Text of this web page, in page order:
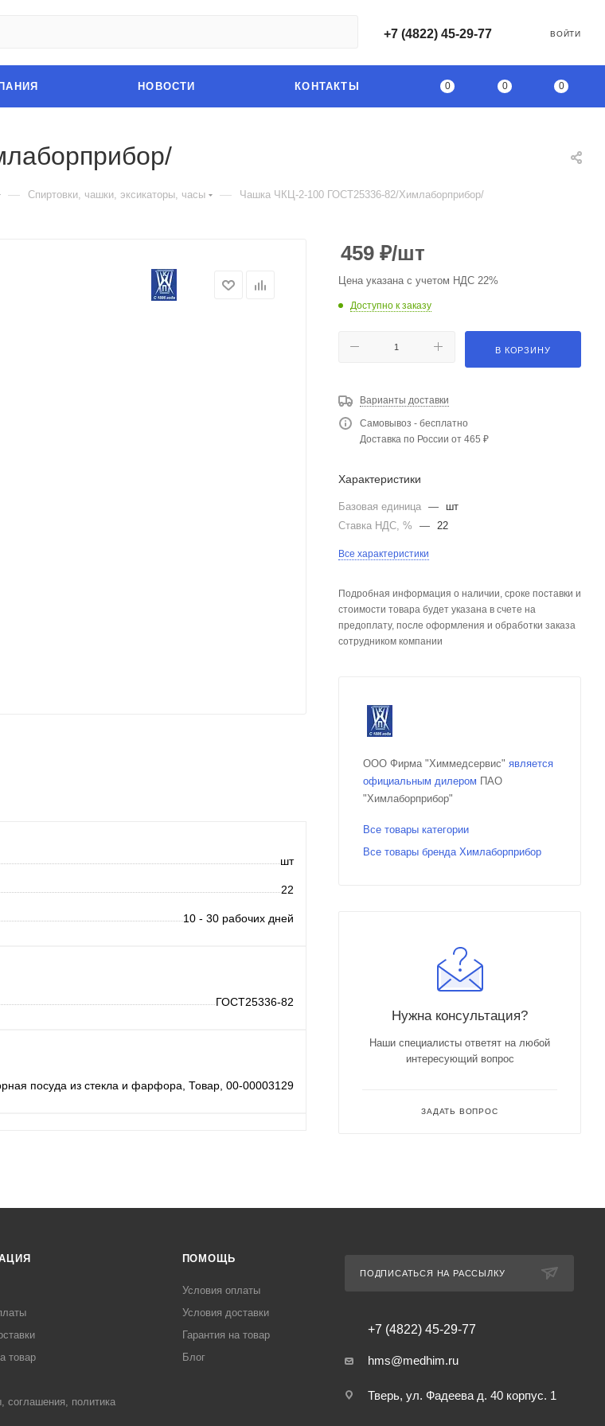
+7 (4822) 45-29-77 ВОЙТИ
0 0 0
НОВОСТИ КОНТАКТЫ
— Спиртовки, чашки, эксикаторы, часы — Чашка ЧКЦ-2-100 ГОСТ25336-82/Химлаборприбор/
шт
22
10 - 30 рабочих дней
ГОСТ25336-82
посуда из стекла и фарфора, Товар, 00-00003129
459 ₽/шт
Цена указана с учетом НДС 22%
Доступно к заказу
В КОРЗИНУ
Варианты доставки
Самовывоз - бесплатно
Доставка по России от 465 ₽
Характеристики
Базовая единица —
шт
Ставка НДС, %
— 22
Все характеристики
Подробная информация о наличии, сроке поставки и
стоимости товара будет указана в счете на
предоплату, после оформления и обработки заказа
сотрудником компании
ООО Фирма "Химмедсервис" является
официальным дилером ПАО
"Химлаборприбор"
Все товары категории
Все товары бренда Химлаборприбор
Нужна консультация?
Наши специалисты ответят на любой
интересующий вопрос
ЗАДАТЬ ВОПРОС
товар
соглашения, политика
ПОМОЩЬ
Условия оплаты
Условия доставки
Гарантия на товар
Блог
ПОДПИСАТЬСЯ НА РАССЫЛКУ
+7 (4822) 45-29-77
hms@medhim.ru
Тверь, ул. Фадеева д. 40 корпус. 1